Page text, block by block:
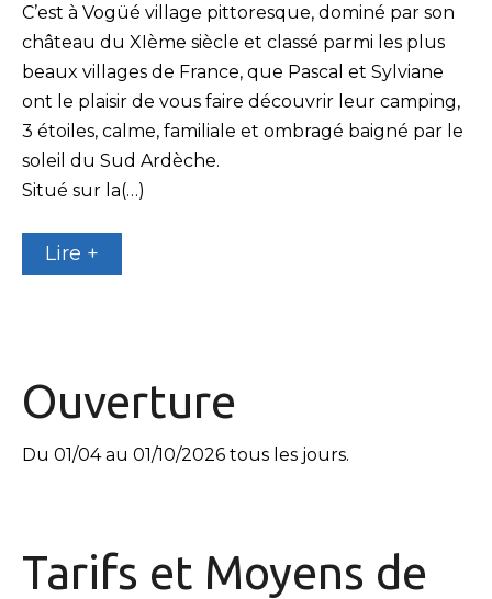
C’est à Vogüé village pittoresque, dominé par son
château du XIème siècle et classé parmi les plus
beaux villages de France, que Pascal et Sylviane
ont le plaisir de vous faire découvrir leur camping,
3 étoiles, calme, familiale et ombragé baigné par le
soleil du Sud Ardèche.
Situé sur la(…)
Lire +
Ouverture
Du 01/04 au 01/10/2026 tous les jours.
Tarifs et Moyens de